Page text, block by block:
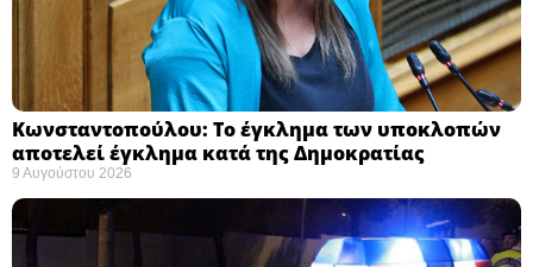
Κωνσταντοπούλου: Το έγκλημα των υποκλοπών
αποτελεί έγκλημα κατά της Δημοκρατίας ​
9 Αυγούστου 2026